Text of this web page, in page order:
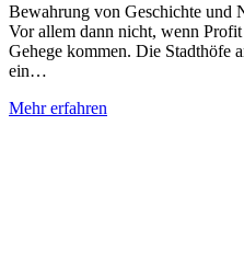
Bewahrung von Geschichte und
Vor allem dann nicht, wenn
Gehege kommen. Die Stadthöfe
ein…
Mehr erfahren